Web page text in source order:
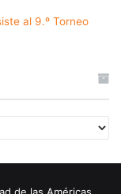
al 9.º Torneo